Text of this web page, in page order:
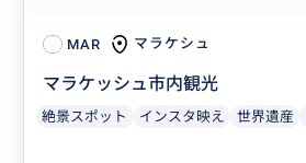
MAR マラケシュ
マラケッシュ市内観光
絶景スポット インスタ映え 世界遺産